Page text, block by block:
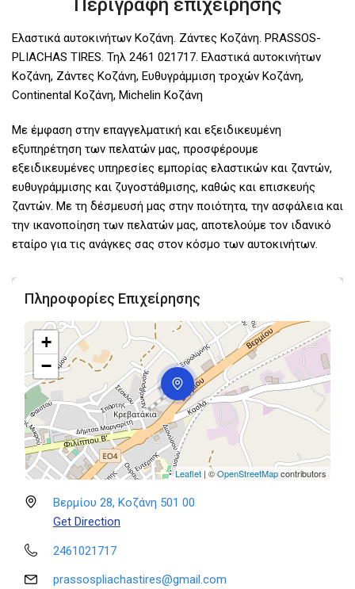
Περιγραφή επιχείρησης
Ελαστικά αυτοκινήτων Κοζάνη. Ζάντες Κοζάνη. PRASSOS-
PLIACHAS TIRES. Τηλ 2461 021717. Ελαστικά αυτοκινήτων
Κοζάνη, Ζάντες Κοζάνη, Ευθυγράμμιση τροχών Κοζάνη,
Continental Κοζάνη, Michelin Κοζάνη
Με έμφαση στην επαγγελματική και εξειδικευμένη
εξυπηρέτηση των πελατών μας, προσφέρουμε
εξειδικευμένες υπηρεσίες εμπορίας ελαστικών και ζαντών,
ευθυγράμμισης και ζυγοστάθμισης, καθώς και επισκευής
ζαντών. Με τη δέσμευσή μας στην ποιότητα, την ασφάλεια και
την ικανοποίηση των πελατών μας, αποτελούμε τον ιδανικό
εταίρο για τις ανάγκες σας στον κόσμο των αυτοκινήτων.
Πληροφορίες Επιχείρησης
+
−
Leaflet | ©OpenStreetMapcontributors
Βερμίου 28, Κοζάνη 501 00
Get Direction
2461021717
prassospliachastires@gmail.com